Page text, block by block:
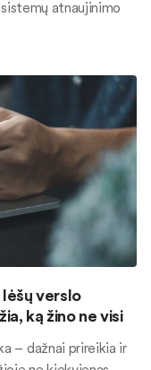
atnaujinimo
verslo
ką žino ne visi
– dažnai prireikia ir